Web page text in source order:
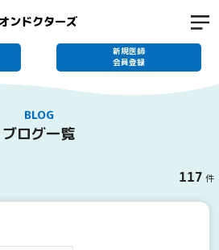
ンドクターズ
新規医師
会員登録
BLOG
ブログ一覧
117 件